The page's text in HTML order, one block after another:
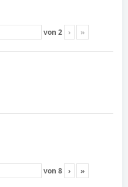
von 2 › »
von 8 › »